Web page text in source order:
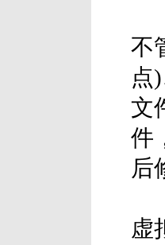
不
点
文
件
后
虚